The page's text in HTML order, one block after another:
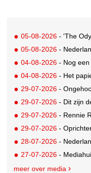
05-08-2026 - 'The
05-08-2026 - Nederlander
04-08-2026 - Nog een
04-08-2026 - Het papieren
29-07-2026 - Ongehoord
29-07-2026 - Dit zijn de
29-07-2026 - Rennie
29-07-2026 - Oprichter
28-07-2026 -
27-07-2026 - Mediahuis NRC en het
meer over media